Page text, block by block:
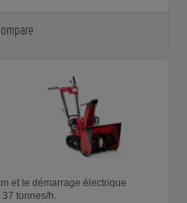
et le démarrage électrique
tonnes/h.